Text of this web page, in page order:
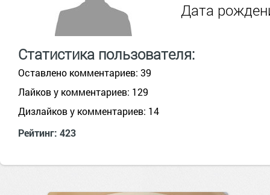
Дата
Статистика пользователя:
Оставлено комментариев: 39
Лайков у комментариев: 129
Дизлайков у комментариев: 14
Рейтинг: 423